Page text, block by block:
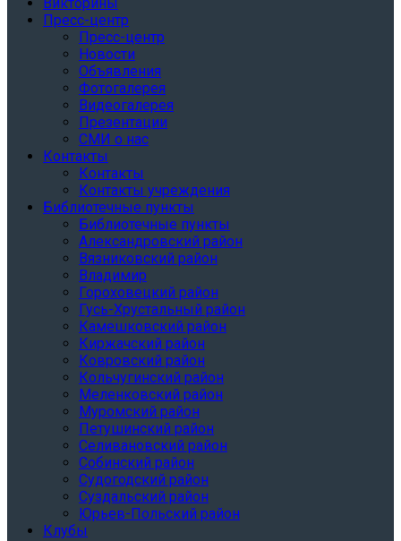
Викторины
Пресс-центр
Пресс-центр
Новости
Объявления
Фотогалерея
Видеогалерея
Презентации
СМИ о нас
Контакты
Контакты
Контакты учреждения
Библиотечные пункты
Библиотечные пункты
Александровский район
Вязниковский район
Владимир
Гороховецкий район
Гусь-Хрустальный район
Камешковский район
Киржачский район
Ковровский район
Кольчугинский район
Меленковский район
Муромский район
Петушинский район
Селивановский район
Собинский район
Судогодский район
Суздальский район
Юрьев-Польский район
Клубы